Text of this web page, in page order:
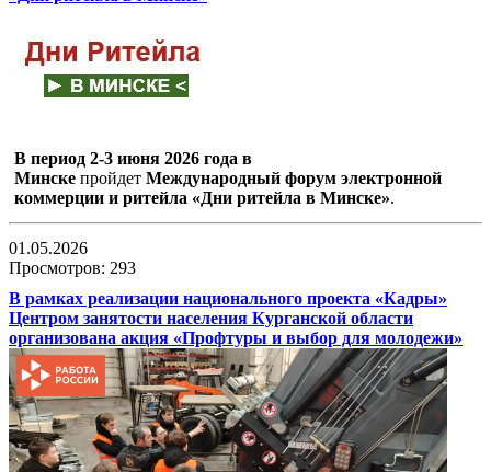
В период 2-3 июня 2026 года в
Минске пройдет Международный форум электронной
коммерции и ритейла «Дни ритейла в Минске».
01.05.2026
Просмотров: 293
В рамках реализации национального проекта «Кадры»
Центром занятости населения Курганской области
организована акция «Профтуры и выбор для молодежи»